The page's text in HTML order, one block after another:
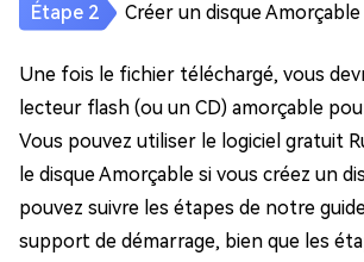
Créer un disque Amorçable
Une fois le fichier téléchargé, vous
lecteur flash (ou un CD) amorçable
Vous pouvez utiliser le logiciel gratuit
le disque Amorçable si vous créez un
pouvez suivre les étapes de notre
support de démarrage, bien que les